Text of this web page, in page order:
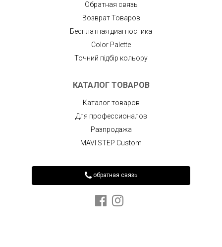
Обратная связь
Возврат Товаров
Бесплатная диагностика
Color Palette
Точний підбір кольору
КАТАЛОГ ТОВАРОВ
Каталог товаров
Для профессионалов
Разпродажа
MAVI STEP Custom
обратная связь